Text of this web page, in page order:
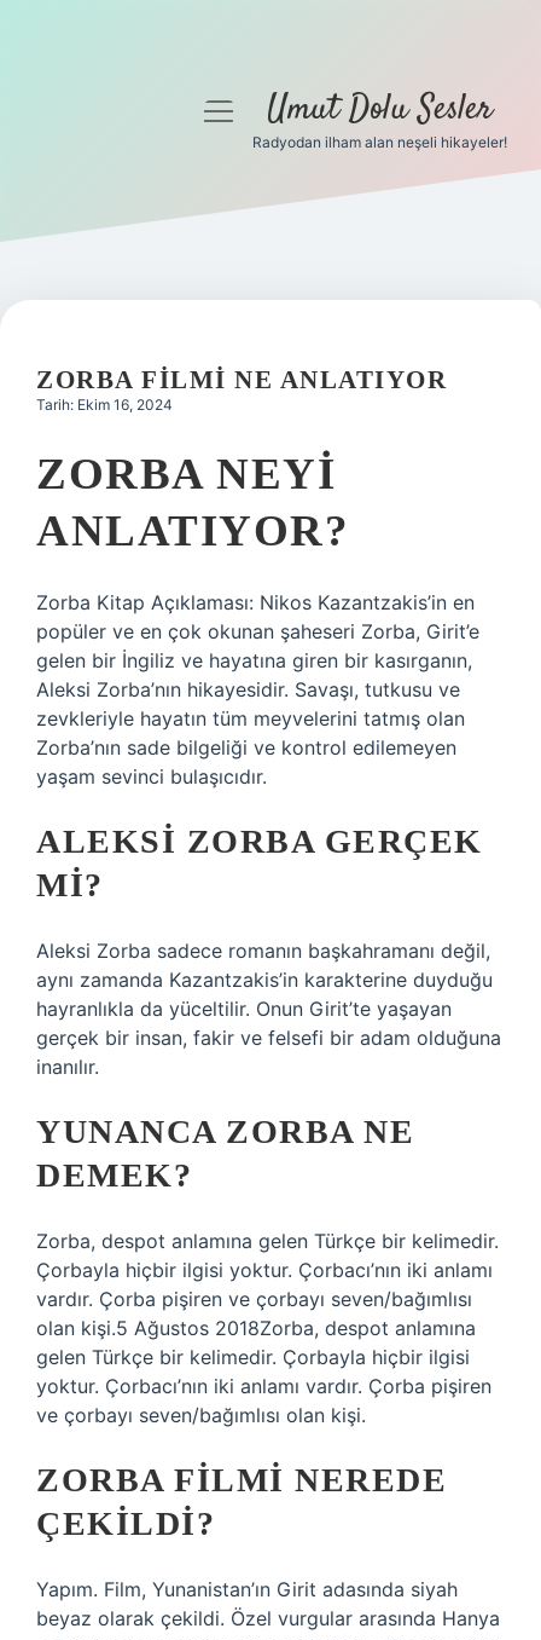
Gizlilik Politikası
Yasal Uyarı
menüyüUmut Dolu Sesler
Radyodan ilham alan neşeli hikayeler!
ZORBA FILMI NE ANLATIYOR
Tarih: Ekim 16, 2024
ZORBA NEYI
ANLATIYOR?
Zorba Kitap Açıklaması: Nikos Kazantzakis’in en
popüler ve en çok okunan şaheseri Zorba, Girit’e
gelen bir İngiliz ve hayatına giren bir kasırganın,
Aleksi Zorba’nın hikayesidir. Savaşı, tutkusu ve
zevkleriyle hayatın tüm meyvelerini tatmış olan
Zorba’nın sade bilgeliği ve kontrol edilemeyen
yaşam sevinci bulaşıcıdır.
ALEKSI ZORBA GERÇEK
MI?
Aleksi Zorba sadece romanın başkahramanı değil,
aynı zamanda Kazantzakis’in karakterine duyduğu
hayranlıkla da yüceltilir. Onun Girit’te yaşayan
gerçek bir insan, fakir ve felsefi bir adam olduğuna
inanılır.
YUNANCA ZORBA NE
DEMEK?
Zorba, despot anlamına gelen Türkçe bir kelimedir.
Çorbayla hiçbir ilgisi yoktur. Çorbacı’nın iki anlamı
vardır. Çorba pişiren ve çorbayı seven/bağımlısı
olan kişi.5 Ağustos 2018Zorba, despot anlamına
gelen Türkçe bir kelimedir. Çorbayla hiçbir ilgisi
yoktur. Çorbacı’nın iki anlamı vardır. Çorba pişiren
ve çorbayı seven/bağımlısı olan kişi.
ZORBA FILMI NEREDE
ÇEKILDI?
Yapım. Film, Yunanistan’ın Girit adasında siyah
beyaz olarak çekildi. Özel vurgular arasında Hanya